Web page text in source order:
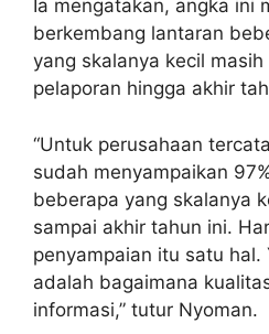
Ia mengatakan, angka ini
berkembang lantaran
yang skalanya kecil
pelaporan hingga akhir
“Untuk perusahaan
sudah menyampaikan
beberapa yang skalanya
sampai akhir tahun ini.
penyampaian itu satu hal.
adalah bagaimana
informasi,” tutur Nyoman.